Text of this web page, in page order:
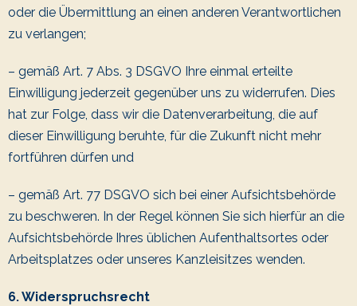
oder die Übermittlung an einen anderen Verantwortlichen
zu verlangen;
– gemäß Art. 7 Abs. 3 DSGVO Ihre einmal erteilte
Einwilligung jederzeit gegenüber uns zu widerrufen. Dies
hat zur Folge, dass wir die Datenverarbeitung, die auf
dieser Einwilligung beruhte, für die Zukunft nicht mehr
fortführen dürfen und
– gemäß Art. 77 DSGVO sich bei einer Aufsichtsbehörde
zu beschweren. In der Regel können Sie sich hierfür an die
Aufsichtsbehörde Ihres üblichen Aufenthaltsortes oder
Arbeitsplatzes oder unseres Kanzleisitzes wenden.
6. Widerspruchsrecht